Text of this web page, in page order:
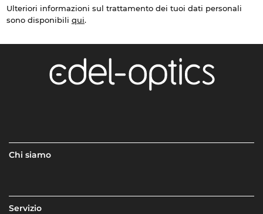
Ulteriori informazioni sul trattamento dei tuoi dati personali
sono disponibili qui.
Chi siamo
Servizio